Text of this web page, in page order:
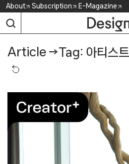
Skip
content
About Subscription E-Magazine
Article →Tag: 아티스트